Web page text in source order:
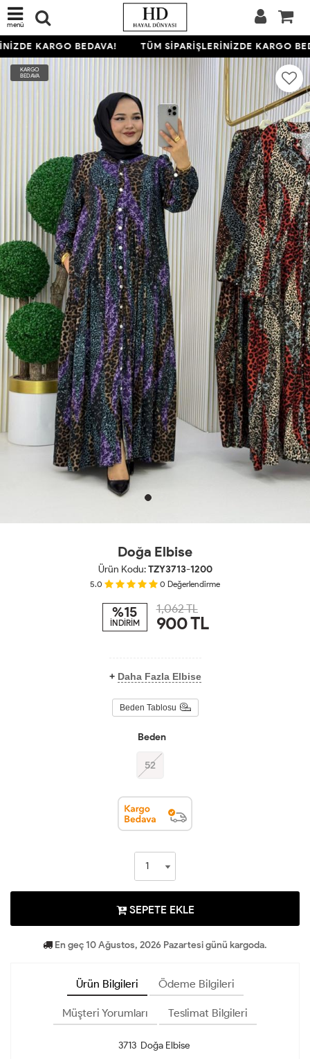
menü
KARGO BEDAVA! TÜM SİPARİŞLERİNİZDE KARGO
KARGO
BEDAVA
Doğa Elbise
Ürün Kodu:TZY3713-1200
5.0 0 Değerlendirme
%15
İNDİRİM
1,062 TL
900TL
+ Daha Fazla Elbise
Beden Tablosu
Beden
52
SEPETE EKLE
En geç 10 Ağustos, 2026 Pazartesi günü kargoda.
Ürün Bilgileri Ödeme Bilgileri
Müşteri Yorumları Teslimat Bilgileri
3713 Doğa Elbise